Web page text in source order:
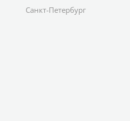
Санкт-Петербург